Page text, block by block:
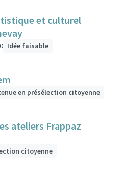
et culturel
0 Idée faisable
en présélection citoyenne
ateliers Frappaz
citoyenne